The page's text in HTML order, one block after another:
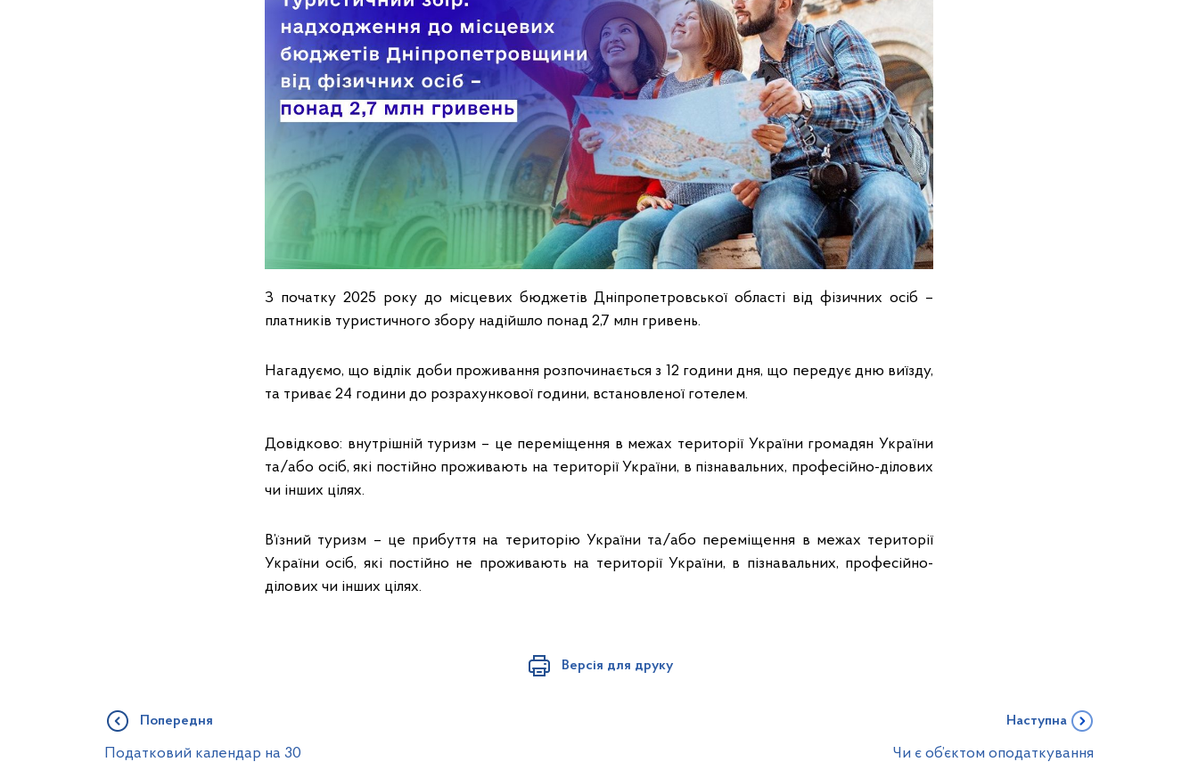
З початку 2025 року до місцевих бюджетів Дніпропетровської області від фізичних осіб –
платників туристичного збору надійшло понад 2,7 млн гривень.
Нагадуємо, що відлік доби проживання розпочинається з 12 години дня, що передує дню виїзду,
та триває 24 години до розрахункової години, встановленої готелем.
Довідково: внутрішній туризм – це переміщення в межах території України громадян України
та/або осіб, які постійно проживають на території України, в пізнавальних, професійно-ділових
чи інших цілях.
В’їзний туризм – це прибуття на територію України та/або переміщення в межах території
України осіб, які постійно не проживають на території України, в пізнавальних, професійно-
ділових чи інших цілях.
Версія для друку
Попередня
Податковий календар на 30
Наступна
Чи є об’єктом оподаткування